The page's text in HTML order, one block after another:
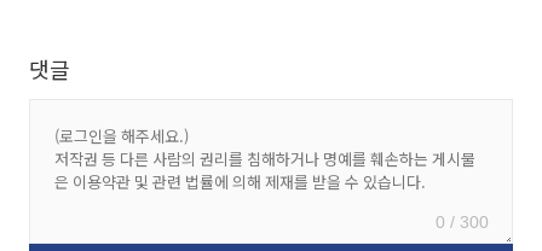
댓글
0 / 300